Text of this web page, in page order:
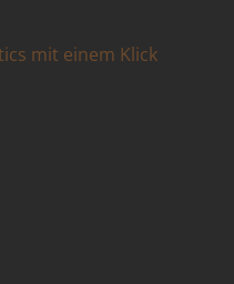
mit einem Klick